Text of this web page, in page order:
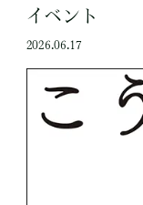
イベント
2026.06.17